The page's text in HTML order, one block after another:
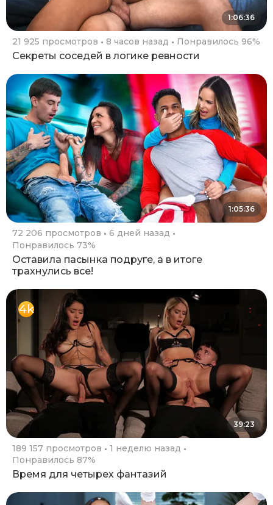
1:06:36
21 925 просмотров 8 часов назад Понравилось 96%
Секреты соседей в логике ревности
1:05:36
72 206 просмотров
6 дней назад
Понравилось 73%
Оставила пасынка подруге, а в итоге
трахнулись все!
4k
39:23
189 157 просмотров
1 неделю назад
Понравилось 87%
Время для четырех фантазий